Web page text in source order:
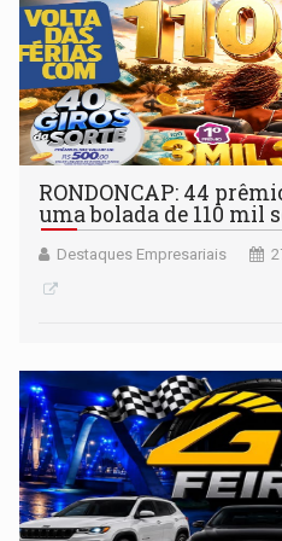
RONDONCAP: 44
uma bolada de 110 mil
Destaques Empresariais